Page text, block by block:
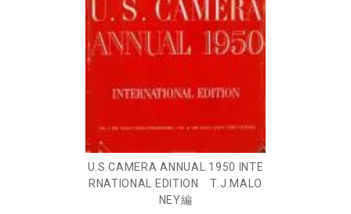
U.S.CAMERA ANNUAL 1950 INTE
RNATIONAL EDITION T.J.MALO
NEY編